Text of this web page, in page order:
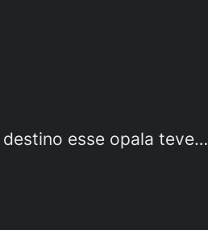
esse opala teve…